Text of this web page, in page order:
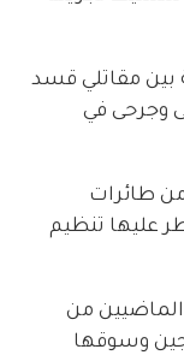
بين مقاتلي قسد
وجرحى في
طائرات
عليها تنظيم
من
وسوقها